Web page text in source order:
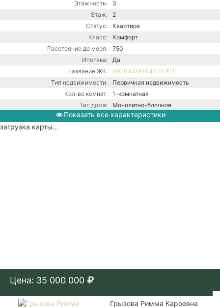
Этажность:
3
Этаж:
2
Статус:
Квартира
Класс:
Комфорт
Расстояние до моря:
750
Ипотека:
Да
Название ЖК:
ЖК ЛАЗУРНЫЙ БЕРЕГ
Тип недвижимости:
Первичная недвижимость
Кол-во комнат:
1-комнатная
Тип дома:
Монолитно-блочное
Ремонт:
С ремонтом
Показать все характеристики
загрузка карты...
Цена: 35 000 000
Грызова Римма Кароевна